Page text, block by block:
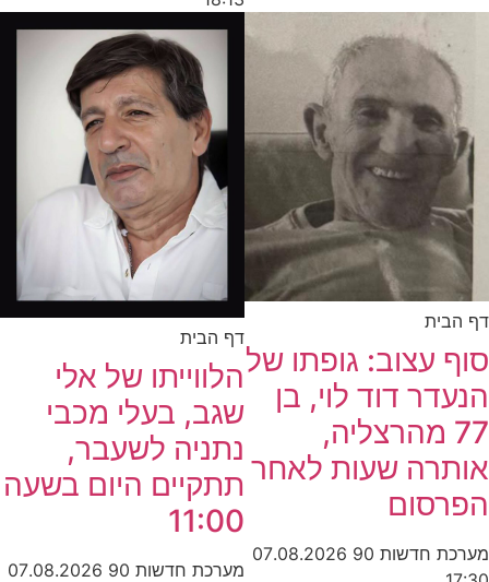
עצוב: גופתו של
דוד לוי, בן
מהרצליה,
שעות לאחר
חדשות 90 07.08.2026
דף הבית
הלווייתו של אלי
שגב, בעלי מכבי
נתניה לשעבר,
תתקיים היום בשעה
11:00
מערכת חדשות 90
07.08.2026